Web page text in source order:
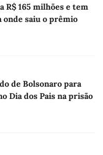
R$ 165 milhões e tem
onde saiu o prêmio
de Bolsonaro para
Dia dos Pais na prisão